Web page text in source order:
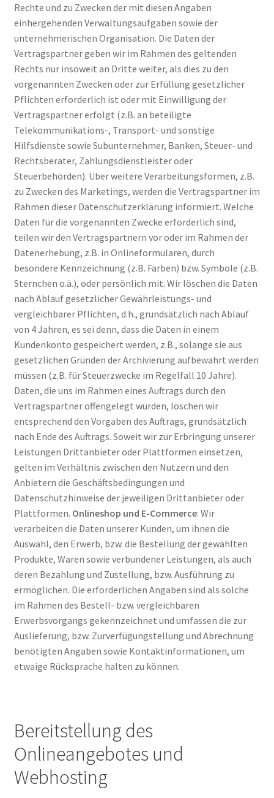
Rechte und zu Zwecken der mit diesen Angaben
einhergehenden Verwaltungsaufgaben sowie der
unternehmerischen Organisation. Die Daten der
Vertragspartner geben wir im Rahmen des geltenden
Rechts nur insoweit an Dritte weiter, als dies zu den
vorgenannten Zwecken oder zur Erfüllung gesetzlicher
Pflichten erforderlich ist oder mit Einwilligung der
Vertragspartner erfolgt (z.B. an beteiligte
Telekommunikations-, Transport- und sonstige
Hilfsdienste sowie Subunternehmer, Banken, Steuer- und
Rechtsberater, Zahlungsdienstleister oder
Steuerbehörden). Über weitere Verarbeitungsformen, z.B.
zu Zwecken des Marketings, werden die Vertragspartner im
Rahmen dieser Datenschutzerklärung informiert. Welche
Daten für die vorgenannten Zwecke erforderlich sind,
teilen wir den Vertragspartnern vor oder im Rahmen der
Datenerhebung, z.B. in Onlineformularen, durch
besondere Kennzeichnung (z.B. Farben) bzw. Symbole (z.B.
Sternchen o.ä.), oder persönlich mit. Wir löschen die Daten
nach Ablauf gesetzlicher Gewährleistungs- und
vergleichbarer Pflichten, d.h., grundsätzlich nach Ablauf
von 4 Jahren, es sei denn, dass die Daten in einem
Kundenkonto gespeichert werden, z.B., solange sie aus
gesetzlichen Gründen der Archivierung aufbewahrt werden
müssen (z.B. für Steuerzwecke im Regelfall 10 Jahre).
Daten, die uns im Rahmen eines Auftrags durch den
Vertragspartner offengelegt wurden, löschen wir
entsprechend den Vorgaben des Auftrags, grundsätzlich
nach Ende des Auftrags. Soweit wir zur Erbringung unserer
Leistungen Drittanbieter oder Plattformen einsetzen,
gelten im Verhältnis zwischen den Nutzern und den
Anbietern die Geschäftsbedingungen und
Datenschutzhinweise der jeweiligen Drittanbieter oder
Plattformen. Onlineshop und E-Commerce: Wir
verarbeiten die Daten unserer Kunden, um ihnen die
Auswahl, den Erwerb, bzw. die Bestellung der gewählten
Produkte, Waren sowie verbundener Leistungen, als auch
deren Bezahlung und Zustellung, bzw. Ausführung zu
ermöglichen. Die erforderlichen Angaben sind als solche
im Rahmen des Bestell- bzw. vergleichbaren
Erwerbsvorgangs gekennzeichnet und umfassen die zur
Auslieferung, bzw. Zurverfügungstellung und Abrechnung
benötigten Angaben sowie Kontaktinformationen, um
etwaige Rücksprache halten zu können.
Bereitstellung des
Onlineangebotes und
Webhosting